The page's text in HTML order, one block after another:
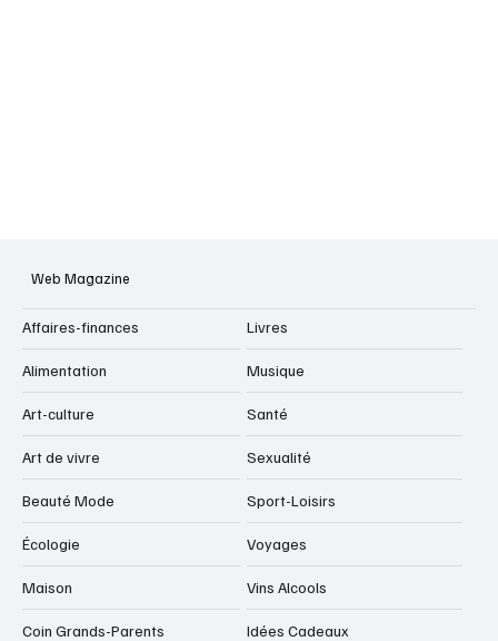
Web Magazine
Affaires-finances
Alimentation
Art-culture
Art de vivre
Beauté Mode
Écologie
Maison
Coin Grands-Parents
Livres
Musique
Santé
Sexualité
Sport-Loisirs
Voyages
Vins Alcools
Idées Cadeaux